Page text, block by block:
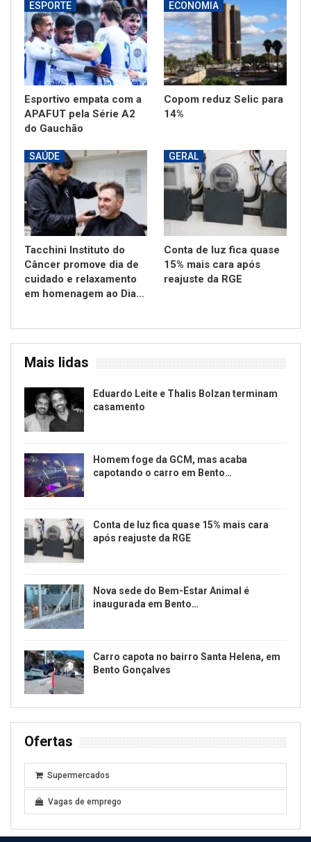
ESPORTE
Esportivo empata com a
APAFUT pela Série A2
do Gauchão
ECONOMIA
Copom reduz Selic para
14%
SAÚDE
Tacchini Instituto do
Câncer promove dia de
cuidado e relaxamento
em homenagem ao Dia…
GERAL
Conta de luz fica quase
15% mais cara após
reajuste da RGE
Mais lidas
Eduardo Leite e Thalis Bolzan terminam
casamento
Homem foge da GCM, mas acaba
capotando o carro em Bento…
Conta de luz fica quase 15% mais cara
após reajuste da RGE
Nova sede do Bem-Estar Animal é
inaugurada em Bento…
Carro capota no bairro Santa Helena, em
Bento Gonçalves
Ofertas
Supermercados
Vagas de emprego